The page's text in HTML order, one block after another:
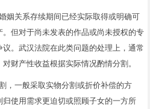
姻关系存续期间已经实际取得或明确可
但对于尚未发表的作品或尚未授权的专
。武汉法院在此类问题的处理上，通常
财产性收益根据实际情况酌情分割。
，一般采取实物分割或折价补偿的方
使用需求更迫切或照顾子女的一方所